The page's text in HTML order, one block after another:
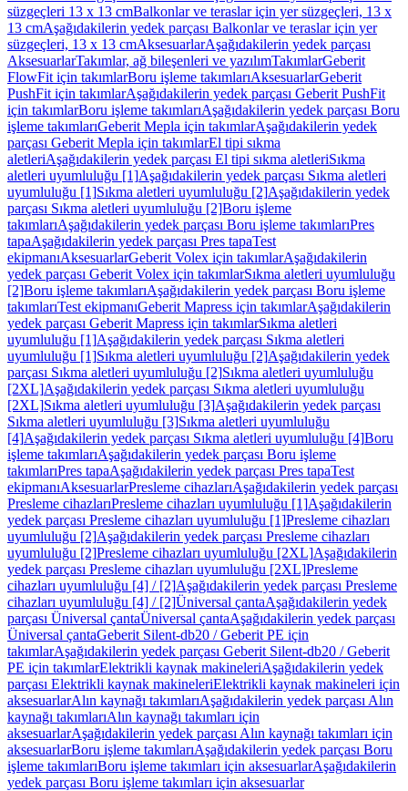
süzgeçleri 13 x 13 cmBalkonlar ve teraslar için yer süzgeçleri, 13 x
13 cmAşağıdakilerin yedek parçası Balkonlar ve teraslar için yer
süzgeçleri, 13 x 13 cmAksesuarlarAşağıdakilerin yedek parçası
AksesuarlarTakımlar, ağ bileşenleri ve yazılımTakımlarGeberit
FlowFit için takımlarBoru işleme takımlarıAksesuarlarGeberit
PushFit için takımlarAşağıdakilerin yedek parçası Geberit PushFit
için takımlarBoru işleme takımlarıAşağıdakilerin yedek parçası Boru
işleme takımlarıGeberit Mepla için takımlarAşağıdakilerin yedek
parçası Geberit Mepla için takımlarEl tipi sıkma
aletleriAşağıdakilerin yedek parçası El tipi sıkma aletleriSıkma
aletleri uyumluluğu [1]Aşağıdakilerin yedek parçası Sıkma aletleri
uyumluluğu [1]Sıkma aletleri uyumluluğu [2]Aşağıdakilerin yedek
parçası Sıkma aletleri uyumluluğu [2]Boru işleme
takımlarıAşağıdakilerin yedek parçası Boru işleme takımlarıPres
tapaAşağıdakilerin yedek parçası Pres tapaTest
ekipmanıAksesuarlarGeberit Volex için takımlarAşağıdakilerin
yedek parçası Geberit Volex için takımlarSıkma aletleri uyumluluğu
[2]Boru işleme takımlarıAşağıdakilerin yedek parçası Boru işleme
takımlarıTest ekipmanıGeberit Mapress için takımlarAşağıdakilerin
yedek parçası Geberit Mapress için takımlarSıkma aletleri
uyumluluğu [1]Aşağıdakilerin yedek parçası Sıkma aletleri
uyumluluğu [1]Sıkma aletleri uyumluluğu [2]Aşağıdakilerin yedek
parçası Sıkma aletleri uyumluluğu [2]Sıkma aletleri uyumluluğu
[2XL]Aşağıdakilerin yedek parçası Sıkma aletleri uyumluluğu
[2XL]Sıkma aletleri uyumluluğu [3]Aşağıdakilerin yedek parçası
Sıkma aletleri uyumluluğu [3]Sıkma aletleri uyumluluğu
[4]Aşağıdakilerin yedek parçası Sıkma aletleri uyumluluğu [4]Boru
işleme takımlarıAşağıdakilerin yedek parçası Boru işleme
takımlarıPres tapaAşağıdakilerin yedek parçası Pres tapaTest
ekipmanıAksesuarlarPresleme cihazlarıAşağıdakilerin yedek parçası
Presleme cihazlarıPresleme cihazları uyumluluğu [1]Aşağıdakilerin
yedek parçası Presleme cihazları uyumluluğu [1]Presleme cihazları
uyumluluğu [2]Aşağıdakilerin yedek parçası Presleme cihazları
uyumluluğu [2]Presleme cihazları uyumluluğu [2XL]Aşağıdakilerin
yedek parçası Presleme cihazları uyumluluğu [2XL]Presleme
cihazları uyumluluğu [4] / [2]Aşağıdakilerin yedek parçası Presleme
cihazları uyumluluğu [4] / [2]Üniversal çantaAşağıdakilerin yedek
parçası Üniversal çantaÜniversal çantaAşağıdakilerin yedek parçası
Üniversal çantaGeberit Silent-db20 / Geberit PE için
takımlarAşağıdakilerin yedek parçası Geberit Silent-db20 / Geberit
PE için takımlarElektrikli kaynak makineleriAşağıdakilerin yedek
parçası Elektrikli kaynak makineleriElektrikli kaynak makineleri için
aksesuarlarAlın kaynağı takımlarıAşağıdakilerin yedek parçası Alın
kaynağı takımlarıAlın kaynağı takımları için
aksesuarlarAşağıdakilerin yedek parçası Alın kaynağı takımları için
aksesuarlarBoru işleme takımlarıAşağıdakilerin yedek parçası Boru
işleme takımlarıBoru işleme takımları için aksesuarlarAşağıdakilerin
yedek parçası Boru işleme takımları için aksesuarlar